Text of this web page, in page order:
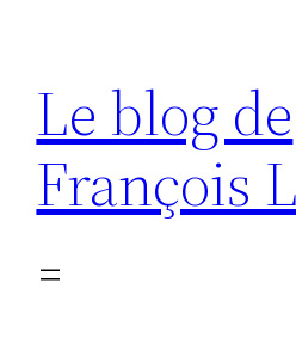
contenu
Le blog de
François